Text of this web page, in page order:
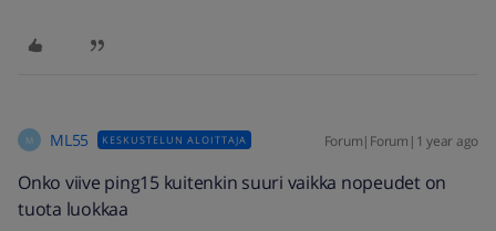
M ML55 KESKUSTELUN ALOITTAJA Forum|Forum|1 year ago
Onko viive ping15 kuitenkin suuri vaikka nopeudet on
tuota luokkaa